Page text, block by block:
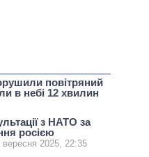
повітряний
в небі 12 хвилин
з НАТО за
росією
вересня 2025, 22:35